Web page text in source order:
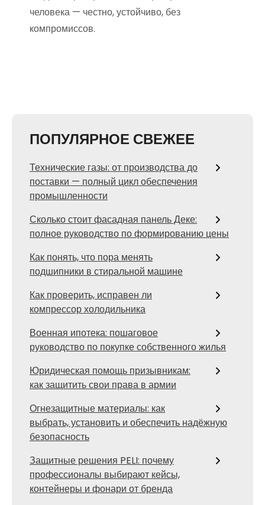
человека — честно, устойчиво, без
компромиссов.
ПОПУЛЯРНОЕ СВЕЖЕЕ
Технические газы: от производства до
поставки — полный цикл обеспечения
промышленности
Сколько стоит фасадная панель Деке:
полное руководство по формированию цены
Как понять, что пора менять
подшипники в стиральной машине
Как проверить, исправен ли
компрессор холодильника
Военная ипотека: пошаговое
руководство по покупке собственного жилья
Юридическая помощь призывникам:
как защитить свои права в армии
Огнезащитные материалы: как
выбрать, установить и обеспечить надёжную
безопасность
Защитные решения PELI: почему
профессионалы выбирают кейсы,
контейнеры и фонари от бренда